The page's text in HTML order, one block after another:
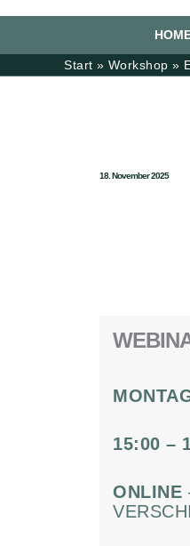
Start Workshop
18. November 2025
15:00 –
ONLINE